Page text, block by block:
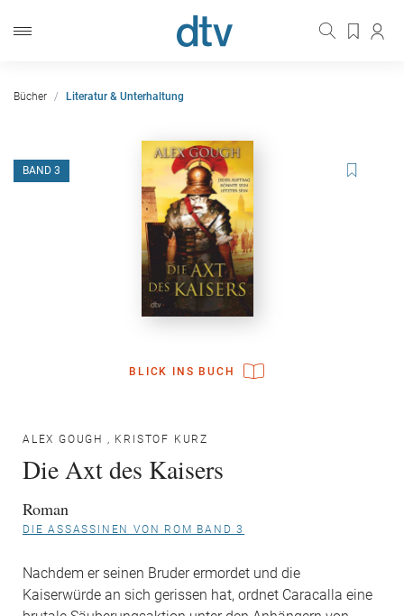
Bücher Literatur & Unterhaltung
BLICK INS BUCH
BAND 3
ALEX GOUGH , KRISTOF KURZ
Die Axt des Kaisers
Roman
DIE ASSASSINEN VON ROM BAND 3
Nachdem er seinen Bruder ermordet und die
Kaiserwürde an sich gerissen hat, ordnet Caracalla eine